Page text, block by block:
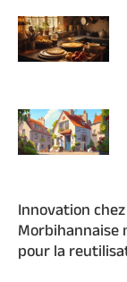
Innovation
Morbihannaise
pour la